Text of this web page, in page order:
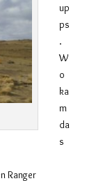
up
ps
.
W
o
ka
m
da
s
Ranger